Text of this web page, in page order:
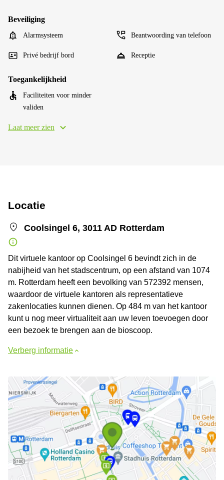
Beveiliging
Alarmsysteem Beantwoording van telefoon
Privé bedrijf bord Receptie
Toegankelijkheid
Faciliteiten voor minder
validen
Laat meer zien
Locatie
Coolsingel 6, 3011 AD Rotterdam
Dit virtuele kantoor op Coolsingel 6 bevindt zich in de
nabijheid van het stadscentrum, op een afstand van 1074
m. Rotterdam heeft een bevolking van 572392 mensen,
waardoor de virtuele kantoren als representatieve
zakenlocaties kunnen dienen. Op 484 m van het kantoor
kunt u nog meer virtualiteit aan uw leven toevoegen door
een bezoek te brengen aan de bioscoop.
Verberg informatie